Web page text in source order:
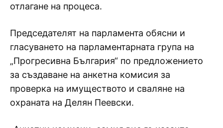
отлагане на процеса.
Председателят на парламента обясни и
гласуването на парламентарната група на
„Прогресивна България“ по предложението
за създаване на анкетна комисия за
проверка на имуществото и сваляне на
охраната на Делян Пеевски.